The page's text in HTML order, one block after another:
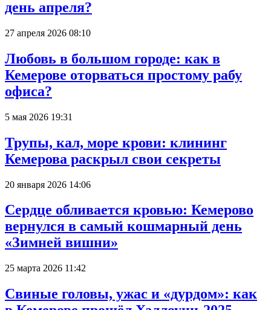
день апреля?
27 апреля 2026 08:10
Любовь в большом городе: как в
Кемерове оторваться простому рабу
офиса?
5 мая 2026 19:31
Трупы, кал, море крови: клининг
Кемерова раскрыл свои секреты
20 января 2026 14:06
Сердце обливается кровью: Кемерово
вернулся в самый кошмарный день
«Зимней вишни»
25 марта 2026 11:42
Свиные головы, ужас и «дурдом»: как